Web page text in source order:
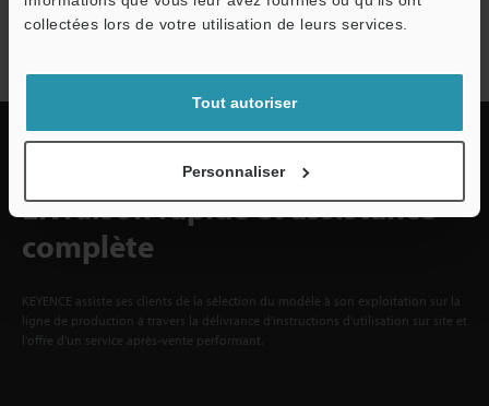
collectées lors de votre utilisation de leurs services.
Tout autoriser
Personnaliser
d'information
Livraison rapide et assistance
complète
KEYENCE assiste ses clients de la sélection du modèle à son exploitation sur la
ligne de production à travers la délivrance d'instructions d'utilisation sur site et
l'offre d'un service après-vente performant.